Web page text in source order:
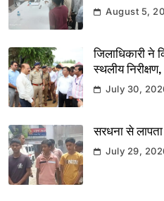
August 5,
जिलाधिकारी ने
स्थलीय
July 30,
सरधना से लापता
July 29,